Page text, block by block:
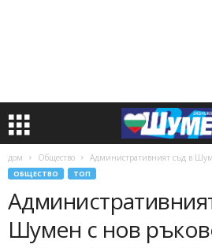
дом Общество Административният съд в
ОБЩЕСТВО ТОП
Шумен с нов